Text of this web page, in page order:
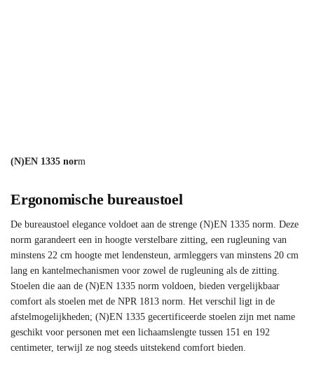
(N)EN 1335 norm
Ergonomische bureaustoel
De bureaustoel elegance voldoet aan de strenge (N)EN 1335 norm. Deze
norm garandeert een in hoogte verstelbare zitting, een rugleuning van
minstens 22 cm hoogte met lendensteun, armleggers van minstens 20 cm
lang en kantelmechanismen voor zowel de rugleuning als de zitting.
Stoelen die aan de (N)EN 1335 norm voldoen, bieden vergelijkbaar
comfort als stoelen met de NPR 1813 norm. Het verschil ligt in de
afstelmogelijkheden; (N)EN 1335 gecertificeerde stoelen zijn met name
geschikt voor personen met een lichaamslengte tussen 151 en 192
centimeter, terwijl ze nog steeds uitstekend comfort bieden.